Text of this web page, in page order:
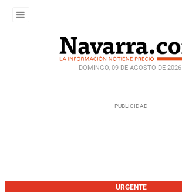
DOMINGO, 09 DE AGOSTO DE 2026
URGENTE